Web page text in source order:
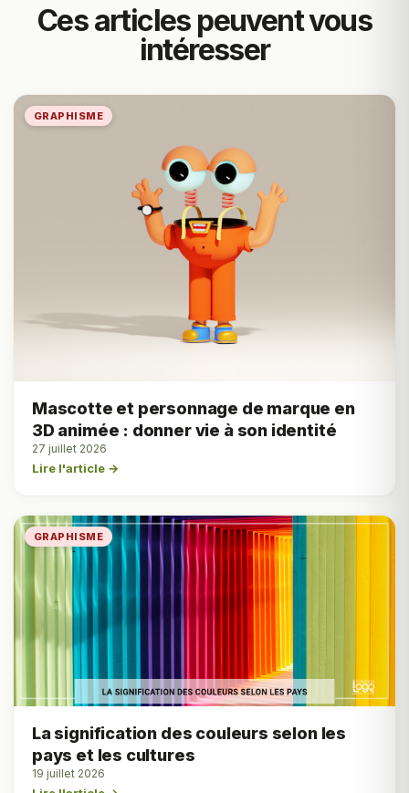
Ces articles peuvent vous
intéresser
GRAPHISME
Mascotte et personnage de marque en
3D animée : donner vie à son identité
27 juillet 2026
Lire l'article →
GRAPHISME
La signification des couleurs selon les
pays et les cultures
19 juillet 2026